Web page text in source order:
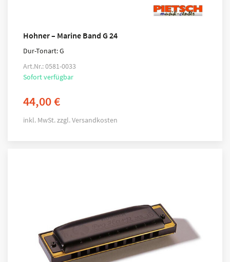
Hohner – Marine Band G 24
Dur-Tonart: G
Art.Nr.: 0581-0033
Sofort verfügbar
44,00€
inkl. MwSt. zzgl.Versandkosten